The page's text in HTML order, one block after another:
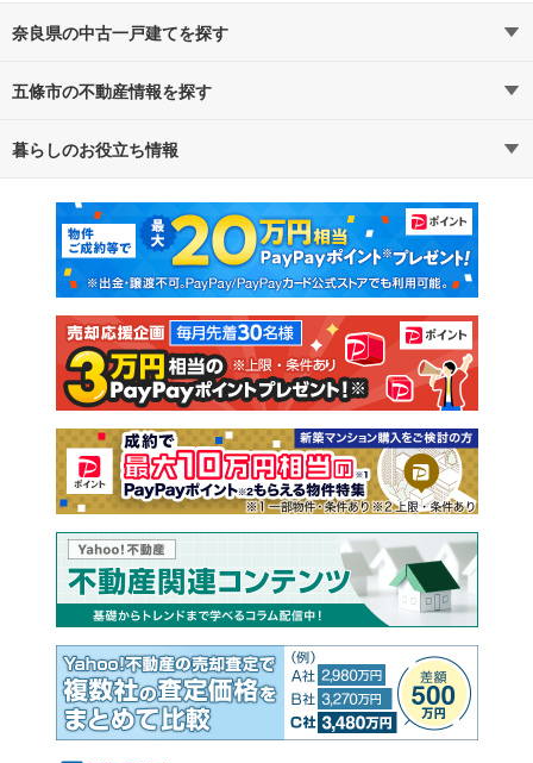
奈良県の中古一戸建てを探す
路線・駅から探す
通勤・通学時間から探す
五條市の不動産情報を探す
不動産・住宅
新築マンション 中古マンション
新築一戸建て 中古一戸建て
注文住宅 土地
売却査定
暮らしのお役立ち情報
マンションカタログ 教えて！住まいの先生